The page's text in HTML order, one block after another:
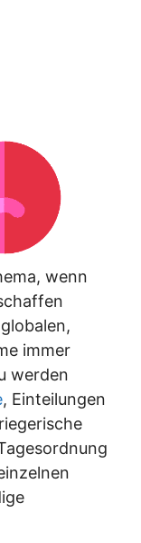
wenn
immer
werden
, Einteilungen